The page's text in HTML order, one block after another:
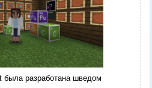
была разработана шведом